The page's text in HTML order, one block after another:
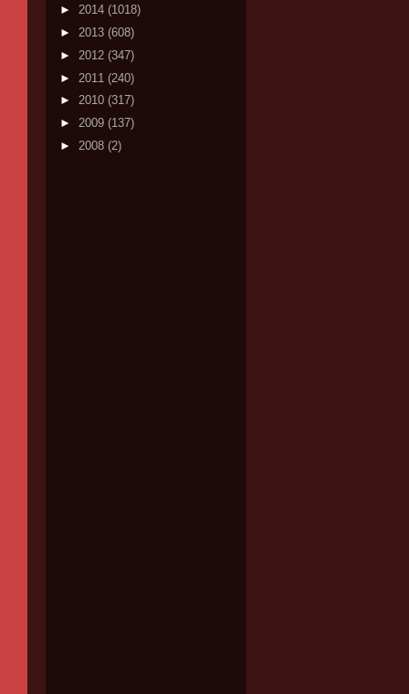
► 2014 (1018)
► 2013 (608)
► 2012 (347)
► 2011 (240)
► 2010 (317)
► 2009 (137)
► 2008 (2)